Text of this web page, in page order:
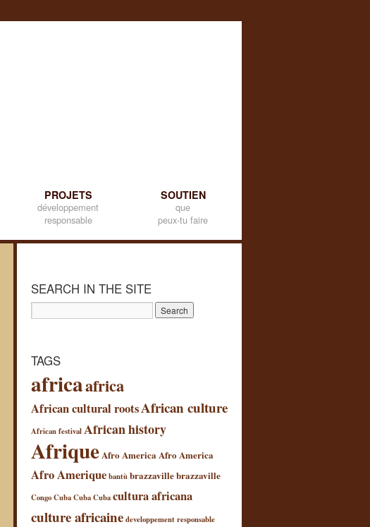
PROJETS
développement
responsable
SOUTIEN
que
peux-tu faire
SEARCH IN THE SITE
TAGS
africaafrica
African cultural rootsAfrican culture
African festivalAfrican history
AfriqueAfro AmericaAfro America
Afro Ameriquebantùbrazzavillebrazzaville
CongoCubaCubaCubacultura africana
culture africainedeveloppement responsable